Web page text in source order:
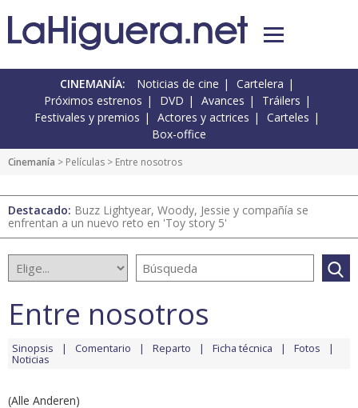
CINEMANÍA: Noticias de cine
Cartelera
Próximos estrenos
DVD Avances
Tráilers
Festivales y premios
Actores y actrices
Carteles
Box-office
Cinemanía > Películas > Entre nosotros
Destacado: Buzz Lightyear, Woody, Jessie y compañía se
enfrentan a un nuevo reto en 'Toy story 5'
Entre nosotros
Sinopsis Comentario Reparto Ficha técnica Fotos
Noticias
(Alle Anderen)